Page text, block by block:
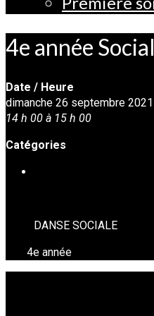
4e année
Date / Heure
dimanche 26 septembre 2021
14 h 00 à 15 h 00
Catégories
DANSE SOCIALE
4e année